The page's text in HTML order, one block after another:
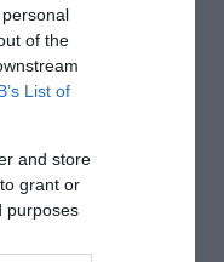
of the
List of
and store
grant or
purposes